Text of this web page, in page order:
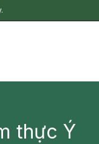
thực Ý